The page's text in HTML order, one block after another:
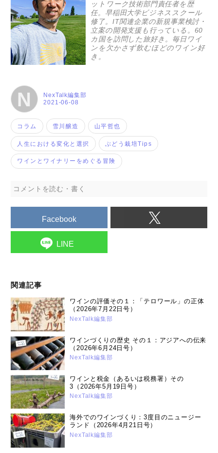
ットワーク技術部門責任者を歴
任。早稲田大学ビジネススクール
修了。IT関連企業の新規事業検討・
立案の開発支援も行っている。60
カ国を訪問した旅好き。毎日ワイ
ンを欠かさず飲むほどのワイン好
き。
N 2021-06-08
NexTalk編集部
コラム 雪川醸造 山平哲也
人生における変化と選択 ぶどう栽培Tips
ワインとワイナリーをめぐる冒険
コメントを読む・書く
Facebook
LINE
関連記事
ワインの評価その１：「テロワール」の正体
（2026年7月22日号）
NexTalk編集部
ワインづくりの歴史 その１：アジアへの伝来
（2026年6月24日号）
NexTalk編集部
ワインと税金（あるいは税務署）その
3（2026年5月19日号）
NexTalk編集部
海外でのワインづくり：3度目のニュージー
ランド（2026年4月21日号）
NexTalk編集部